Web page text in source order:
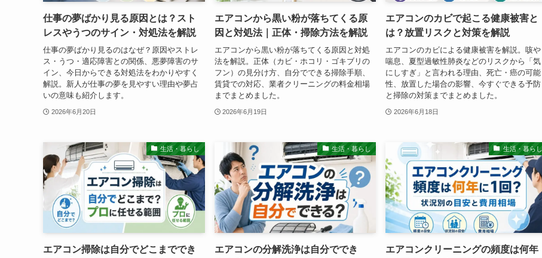
仕事の夢ばかり見る原因とは？スト
レスやうつのサイン・対処法を解説
仕事の夢ばかり見るのはなぜ？原因やストレ
ス・うつ・適応障害との関係、悪夢障害のサ
イン、今日からできる対処法をわかりやすく
解説。新人が仕事の夢を見やすい理由や夢占
いの意味も紹介します。
2026年6月20日
エアコンから黒い粉が落ちてくる原
因と対処法｜正体・掃除方法を解説
エアコンから黒い粉が落ちてくる原因と対処
法を解説。正体（カビ・ホコリ・ゴキブリの
フン）の見分け方、自分でできる掃除手順、
賃貸での対応、業者クリーニングの料金相場
までまとめました。
2026年6月19日
エアコンのカビで起こる健康被害と
は？放置リスクと対策を解説
エアコンのカビによる健康被害を解説。咳や
喘息、夏型過敏性肺炎などのリスクから「気
にしすぎ」と言われる理由、死亡・癌の可能
性、放置した場合の影響、今すぐできる予防
と掃除の対策までまとめました。
2026年6月18日
生活・暮らし
エアコン掃除は自分でどこまででき
生活・暮らし
エアコンの分解洗浄は自分ででき
生活・暮らし
エアコンクリーニングの頻度は何年